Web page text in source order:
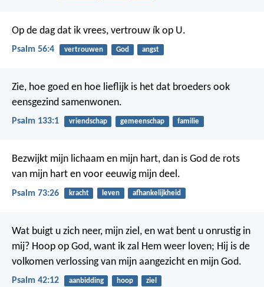
Op de dag dat ik vrees, vertrouw ík op U.
Psalm 56:4 vertrouwen God angst
Zie, hoe goed en hoe lieflijk is het dat broeders ook
eensgezind samenwonen.
Psalm 133:1 vriendschap gemeenschap familie
Bezwijkt mijn lichaam en mijn hart, dan is God de rots
van mijn hart en voor eeuwig mijn deel.
Psalm 73:26 kracht leven afhankelijkheid
Wat buigt u zich neer, mijn ziel, en wat bent u onrustig in
mij? Hoop op God, want ik zal Hem weer loven; Hij is de
volkomen verlossing van mijn aangezicht en mijn God.
Psalm 42:12 aanbidding hoop ziel